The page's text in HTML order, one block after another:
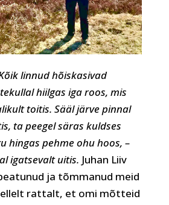
linnud hõiskasivad
hiilgas iga roos, mis
toitis. Sääl järve pinnal
ta peegel säras kuldses
hingas pehme ohu hoos, –
igatsevalt uitis. Juhan Liiv
ja tõmmanud meid
rattalt, et omi mõtteid